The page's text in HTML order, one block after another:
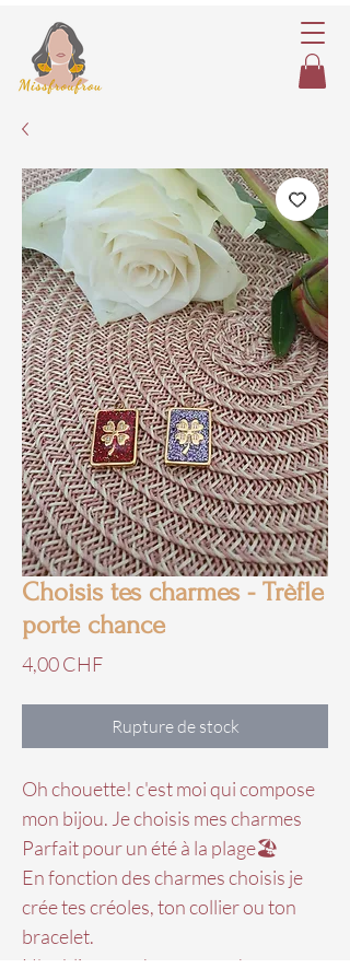
Choisis tes charmes - Trèfle
porte chance
4,00 CHFPrix
Rupture de stock
Oh chouette! c'est moi qui compose
mon bijou. Je choisis mes charmes
Parfait pour un été à la plage🏖
En fonction des charmes choisis je
crée tes créoles, ton collier ou ton
bracelet.
N'oublies pas de commander une